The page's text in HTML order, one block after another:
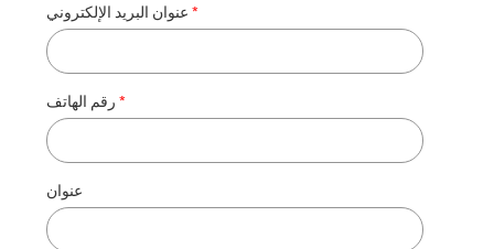
عنوان البريد الإلكتروني
رقم الهاتف
عنوان